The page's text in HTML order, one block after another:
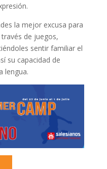
la mejor excusa para
de juegos,
sentir familiar el
su capacidad de
lengua.